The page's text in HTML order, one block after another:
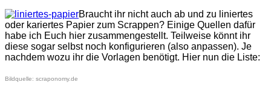
Braucht ihr nicht auch ab und zu liniertes
oder kariertes Papier zum Scrappen? Einige Quellen dafür
habe ich Euch hier zusammengestellt. Teilweise könnt ihr
diese sogar selbst noch konfigurieren (also anpassen). Je
nachdem wozu ihr die Vorlagen benötigt. Hier nun die Liste:
Bildquelle: scraponomy.de